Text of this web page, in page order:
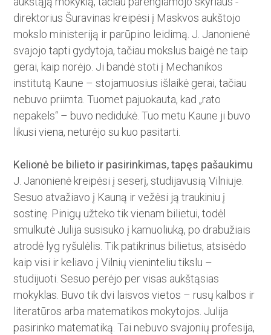
direktorius Šuravinas kreipėsi į ­Maskvos aukštojo
mokslo minis­teriją ir parūpino leidimą. J. Janonienė
svajojo tapti gydytoja, tačiau ­mokslus baigė ne taip
gerai, kaip norėjo. Ji bandė stoti į Mechanikos
institutą Kaune – stojamuo­sius išlaikė gerai, tačiau
nebuvo priimta. Tuomet pajuokauta, kad „rato
nepakels“ – buvo nedidukė. Tuo metu Kaune ji buvo
likusi viena, neturėjo su kuo pasitarti.
Kelionė be bilieto ir pasirinkimas, tapęs pašaukimu
J. Janonienė kreipėsi į seserį, ­studijavusią Vilniuje.
Sesuo atvažiavo į Kauną ir vežėsi ją traukiniu į
sostinę. Pinigų užteko tik vienam bilietui, todėl
smulkutė Julija susisuko į kamuoliuką, po drabužiais
atrodė lyg ryšulėlis. Tik patikrinus bilietus, atsisėdo
kaip visi ir keliavo į Vilnių vieninteliu tikslu –
studijuoti. Sesuo perėjo per visas aukštąsias
mokyklas. Buvo tik dvi laisvos vietos – rusų kalbos ir
literatūros arba ­matematikos mokytojos. Julija
pasirinko matematiką. Tai nebuvo svajonių profesija,